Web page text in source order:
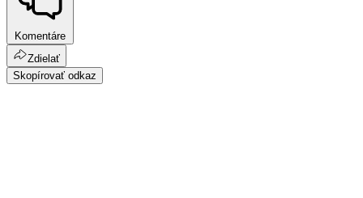
Komentáre
Zdielať
Skopírovať odkaz